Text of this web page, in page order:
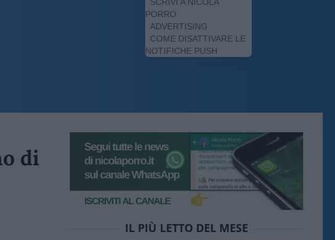
PORRO
ADVERTISING
COME DISATTIVARE LE
NOTIFICHE PUSH
di
IL PIÙ LETTO DEL MESE